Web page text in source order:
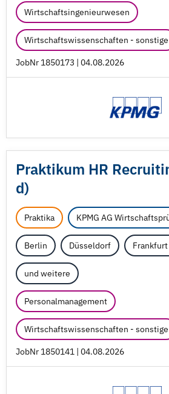
Wirtschaftsingenieurwesen
Wirtschaftswissenschaften - sonstige
JobNr 1850173 | 04.08.2026
Praktikum HR
d)
Praktika KPMG AG
Berlin Düsseldorf Frankfurt
und weitere
Personalmanagement
Wirtschaftswissenschaften - sonstige
JobNr 1850141 | 04.08.2026